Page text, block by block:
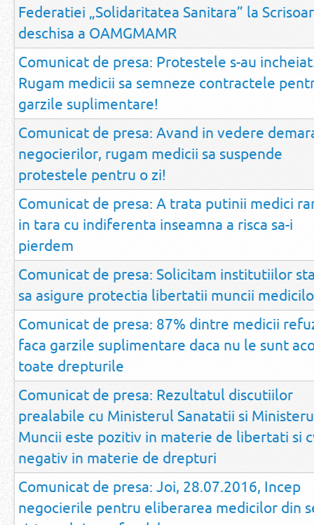
Federatiei „Solidaritatea Sanitara” la
deschisa a OAMGMAMR
Comunicat de presa: Protestele s-au
Rugam medicii sa semneze contractele
garzile suplimentare!
Comunicat de presa: Avand in vedere
negocierilor, rugam medicii sa suspende
protestele pentru o zi!
Comunicat de presa: A trata putinii medici
in tara cu indiferenta inseamna a risca sa-i
pierdem
Comunicat de presa: Solicitam institutiilor
sa asigure protectia libertatii muncii
Comunicat de presa: 87% dintre medicii
faca garzile suplimentare daca nu le sunt
toate drepturile
Comunicat de presa: Rezultatul discutiilor
prealabile cu Ministerul Sanatatii si
Muncii este pozitiv in materie de libertati si
negativ in materie de drepturi
Comunicat de presa: Joi, 28.07.2016, Incep
negocierile pentru eliberarea medicilor din